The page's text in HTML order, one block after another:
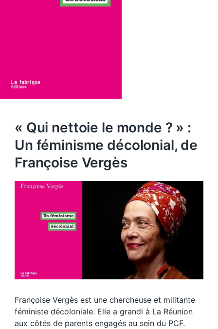
« Qui nettoie le monde ? » :
Un féminisme décolonial, de
Françoise Vergès
Françoise Vergès est une chercheuse et militante
féministe décoloniale. Elle a grandi à La Réunion
aux côtés de parents engagés au sein du PCF.